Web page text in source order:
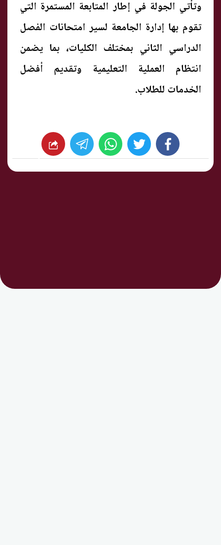
وتأتي الجولة في إطار المتابعة المستمرة التي
تقوم بها إدارة الجامعة لسير امتحانات الفصل
الدراسي الثاني بمختلف الكليات، بما يضمن
انتظام العملية التعليمية وتقديم أفضل
الخدمات للطلاب.
facebook
twitter
whats شارك